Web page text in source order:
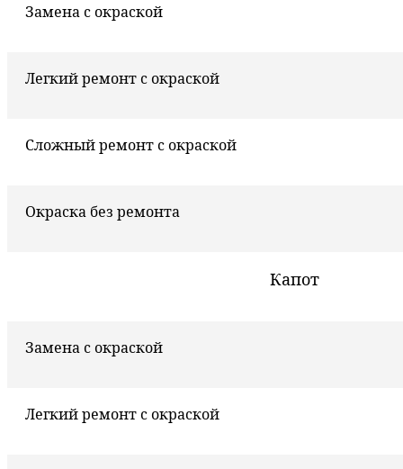
Замена с окраской
Легкий ремонт с окраской
Сложный ремонт с окраской
Окраска без ремонта
Капот
Замена с окраской
Легкий ремонт с окраской